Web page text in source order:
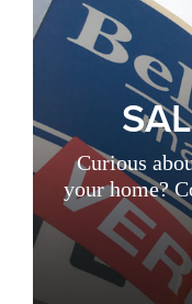
Curious
your home?